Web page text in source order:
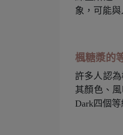
象，可能
楓糖漿的
許多人認
其顏色、
Dark 四個等